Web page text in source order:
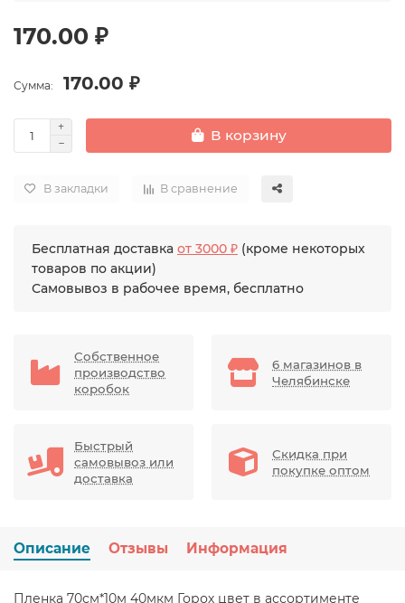
170.00 ₽
Сумма: 170.00 ₽
В корзину
В закладки В сравнение
Бесплатная доставка от 3000 ₽ (кроме некоторых
товаров по акции)
Самовывоз в рабочее время, бесплатно
Собственное
производство
коробок
6 магазинов в
Челябинске
Быстрый
самовывоз или
доставка
Скидка при
покупке оптом
Описание Отзывы Информация
Пленка 70см*10м 40мкм Горох цвет в ассортименте